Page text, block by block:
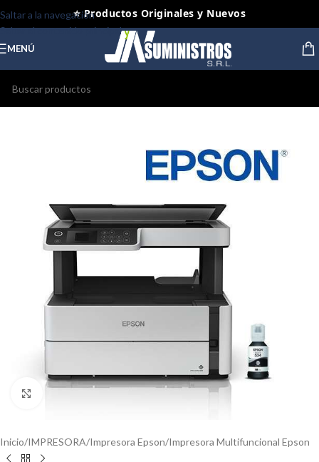
Saltar a la navegación
Saltar al contenido principal
⭐ Productos Originales y Nuevos
MENÚ
Inicio/IMPRESORA/Impresora Epson/Impresora Multifuncional Epson